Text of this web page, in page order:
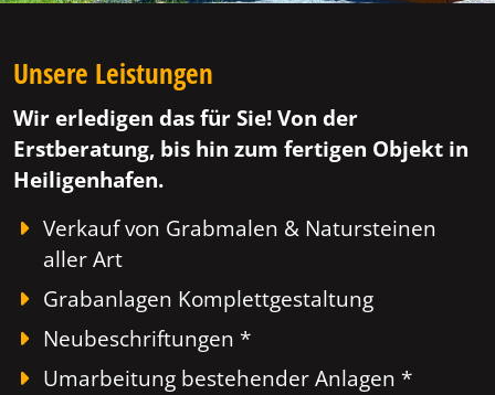
Unsere Leistungen
Wir erledigen das für Sie! Von der
Erstberatung, bis hin zum fertigen Objekt in
Heiligenhafen.
Verkauf von Grabmalen & Natursteinen
aller Art
Grabanlagen Komplettgestaltung
Neubeschriftungen *
Umarbeitung bestehender Anlagen *